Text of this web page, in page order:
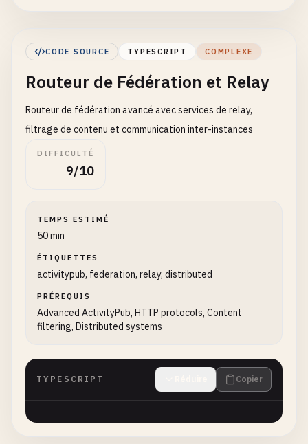
CODE SOURCE TYPESCRIPT COMPLEXE
Routeur de Fédération et Relay
Routeur de fédération avancé avec services de relay,
filtrage de contenu et communication inter-instances
DIFFICULTÉ
9/10
TEMPS ESTIMÉ
50 min
ÉTIQUETTES
activitypub, federation, relay, distributed
PRÉREQUIS
Advanced ActivityPub, HTTP protocols, Content
filtering, Distributed systems
TYPESCRIPT Copier